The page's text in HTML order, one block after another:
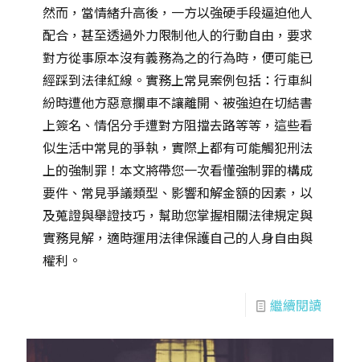
然而，當情緒升高後，一方以強硬手段逼迫他人
配合，甚至透過外力限制他人的行動自由，要求
對方從事原本沒有義務為之的行為時，便可能已
經踩到法律紅線。實務上常見案例包括：行車糾
紛時遭他方惡意攔車不讓離開、被強迫在切結書
上簽名、情侶分手遭對方阻擋去路等等，這些看
似生活中常見的爭執，實際上都有可能觸犯刑法
上的強制罪！本文將帶您一次看懂強制罪的構成
要件、常見爭議類型、影響和解金額的因素，以
及蒐證與舉證技巧，幫助您掌握相關法律規定與
實務見解，適時運用法律保護自己的人身自由與
權利。
繼續閱讀